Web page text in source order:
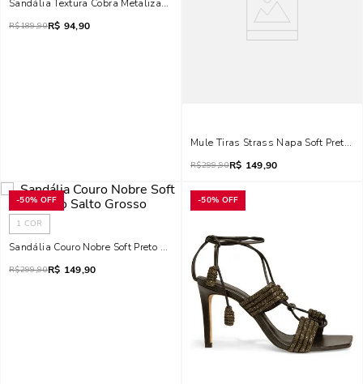
Sandália Textura Cobra Metalizada Cobre Salto Baixo Fino
R$189,90R$ 94,90
Mule Tiras Strass Napa Soft Preto
R$299,90R$ 149,90
-50% OFF
1 COR
Sandália Couro Nobre Soft Preto Salto Grosso
R$299,90R$ 149,90
-50% OFF